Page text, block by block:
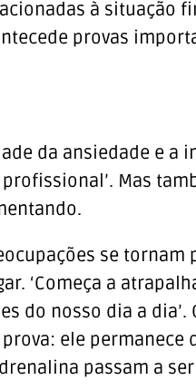
à situação
provas
da ansiedade e a
Mas
se tornam
‘Começa a
do nosso dia a dia’.
ele permanece
passam a